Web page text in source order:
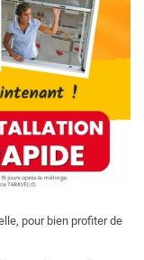
pour bien profiter de